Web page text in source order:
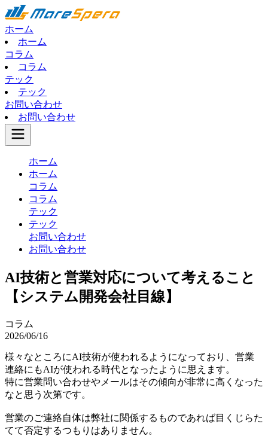
ホーム
ホーム
コラム
コラム
テック
テック
お問い合わせ
お問い合わせ
ホーム
ホーム
コラム
コラム
テック
テック
お問い合わせ
お問い合わせ
AI技術と営業対応について考えること
【システム開発会社目線】
コラム
2026/06/16
様々なところにAI技術が使われるようになっており、営業
連絡にもAIが使われる時代となったように思えます。
特に営業問い合わせやメールはその傾向が非常に高くなった
なと思う次第です。
営業のご連絡自体は弊社に関係するものであれば目くじらた
てて否定するつもりはありません。